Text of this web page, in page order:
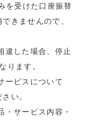
を受けた口座振替
きませんので、
した場合、停止
ります。
ービスについて
い。
サービス内容・